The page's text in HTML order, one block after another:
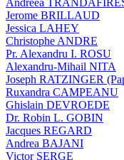
Jerome BRILLAUD
Jessica LAHEY
Christophe ANDRE
Pr. Alexandru I. ROSU
Alexandru-Mihail NITA
Joseph RATZINGER
Ruxandra CAMPEANU
Ghislain DEVROEDE
Dr. Robin L. GOBIN
Jacques REGARD
Andrea BAJANI
Victor SERGE